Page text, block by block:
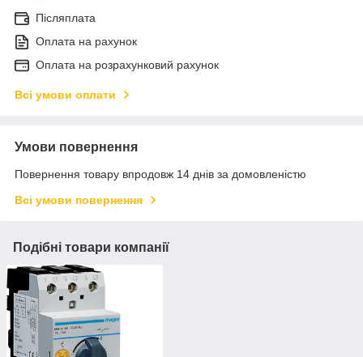
Післяплата
Оплата на рахунок
Оплата на розрахунковий рахунок
Всі умови оплати
Умови повернення
Повернення товару впродовж 14 днів за домовленістю
Всі умови повернення
Подібні товари компанії